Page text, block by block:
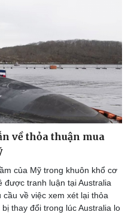
về thỏa thuận mua
của Mỹ trong khuôn khổ cơ
được tranh luận tại Australia
về việc xem xét lại thỏa
thay đổi trong lúc Australia lo